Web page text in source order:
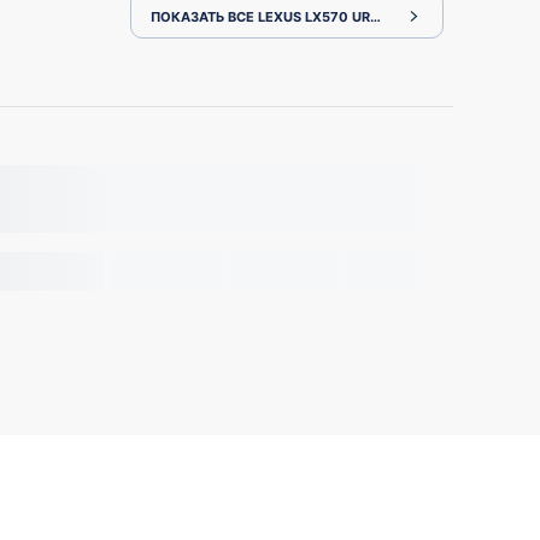
ПОКАЗАТЬ ВСЕ LEXUS LX570 URJ201W